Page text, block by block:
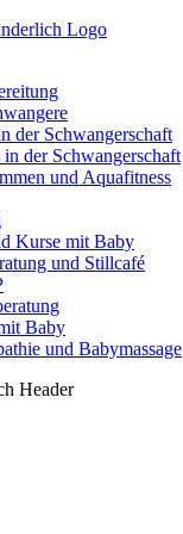
der Schwangerschaft
in der Schwangerschaft
und Aquafitness
Kurse mit Baby
und Stillcafé
Baby
und Babymassage